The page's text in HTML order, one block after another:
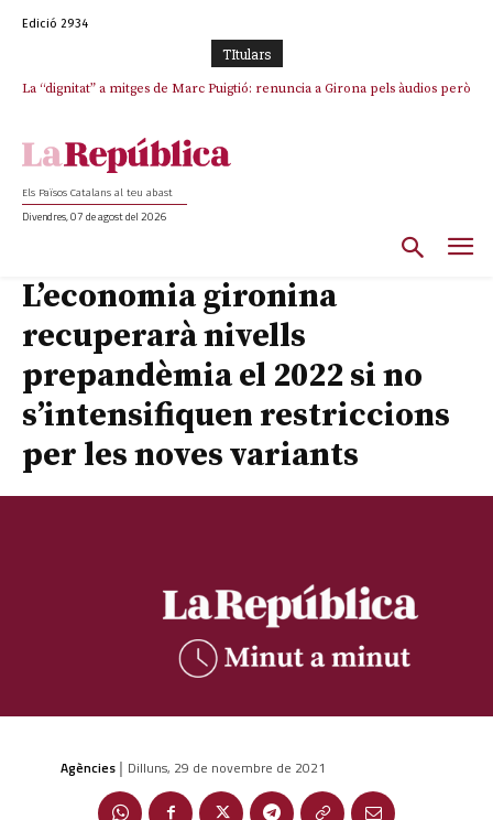
Edició 2934
TItulars
La “dignitat” a mitges de Marc Puigtió: renuncia a Girona pels àudios però
Els Països Catalans al teu abast
Divendres, 07 de agost del 2026
L’economia gironina
recuperarà nivells
prepandèmia el 2022 si no
s’intensifiquen restriccions
per les noves variants
Agències | Dilluns, 29 de novembre de 2021